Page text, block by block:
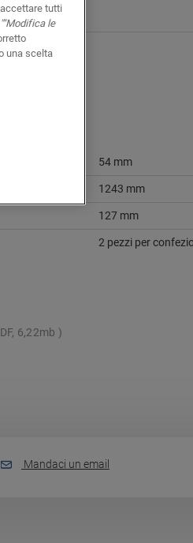
54 mm
1243 mm
127 mm
2 pezzi per
6,22mb
Mandaci un email
tutti
""Modifica le
una scelta